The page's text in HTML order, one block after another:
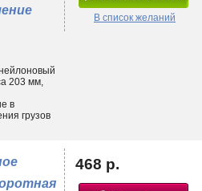
В список желаний
203 мм,
в
грузов
468 р.